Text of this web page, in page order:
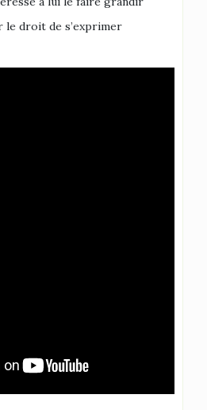
le droit de s’exprimer